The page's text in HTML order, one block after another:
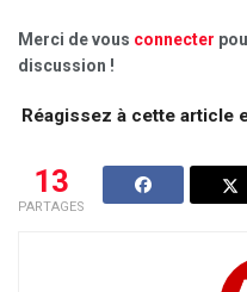
Merci de vous connecter
discussion !
Réagissez à cette article
13
PARTAGES